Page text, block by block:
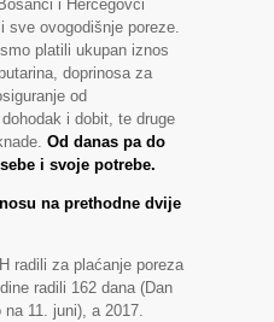
i Hercegovci
ovogodišnje poreze.
platili ukupan iznos
doprinosa za
od
i dobit, te druge
Od danas pa do
i svoje potrebe.
na prethodne dvije
radili za plaćanje poreza
radili 162 dana (Dan
11. juni), a 2017.